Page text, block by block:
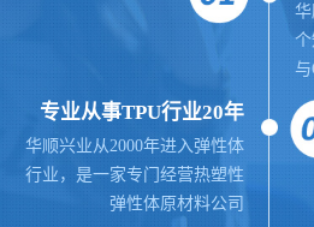
专业从事TPU行业20年
华顺兴业从2000年进入弹性体
行业，是一家专门经营热塑性
弹性体原材料公司